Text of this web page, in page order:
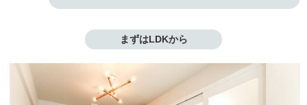
まずはLDKから